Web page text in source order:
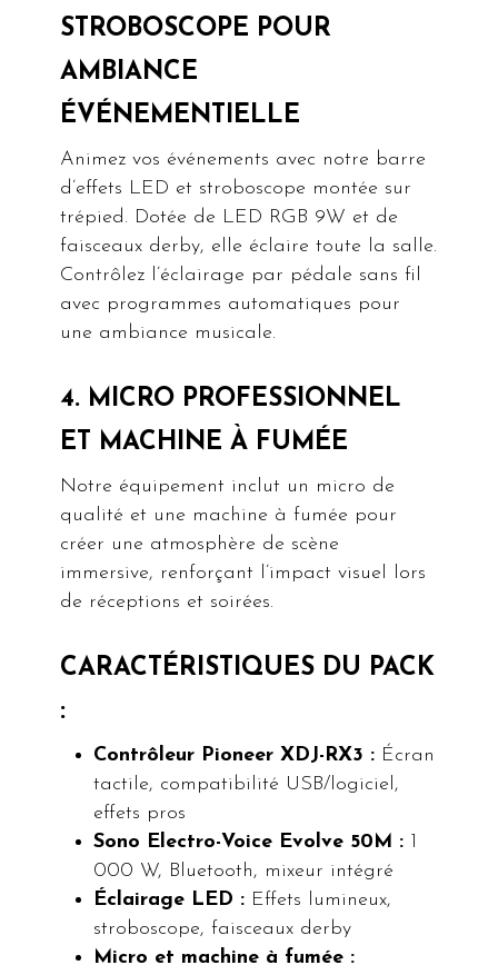
STROBOSCOPE POUR
AMBIANCE
ÉVÉNEMENTIELLE
Animez vos événements avec notre barre
d’effets LED et stroboscope montée sur
trépied. Dotée de LED RGB 9W et de
faisceaux derby, elle éclaire toute la salle.
Contrôlez l’éclairage par pédale sans fil
avec programmes automatiques pour
une ambiance musicale.
4. MICRO PROFESSIONNEL
ET MACHINE À FUMÉE
Notre équipement inclut un micro de
qualité et une machine à fumée pour
créer une atmosphère de scène
immersive, renforçant l’impact visuel lors
de réceptions et soirées.
CARACTÉRISTIQUES DU PACK
:
Contrôleur Pioneer XDJ-RX3 : Écran
tactile, compatibilité USB/logiciel,
effets pros
Sono Electro-Voice Evolve 50M : 1
000 W, Bluetooth, mixeur intégré
Éclairage LED : Effets lumineux,
stroboscope, faisceaux derby
Micro et machine à fumée :